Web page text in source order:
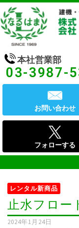
本社営業部
03-3987-
お問い合わせ
フォローする
レンタル新商品
止水フロー
2024年1月24日